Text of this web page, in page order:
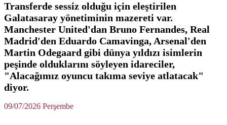
Transferde sessiz olduğu için eleştirilen
Galatasaray yönetiminin mazereti var.
Manchester United'dan Bruno Fernandes, Real
Madrid'den Eduardo Camavinga, Arsenal'den
Martin Odegaard gibi dünya yıldızı isimlerin
peşinde olduklarını söyleyen idareciler,
"Alacağımız oyuncu takıma seviye atlatacak"
diyor.
09/07/2026 Perşembe